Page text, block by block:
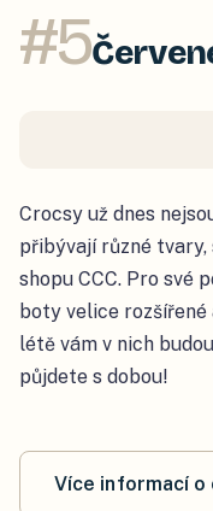
#5
Crocsy už dnes
přibývají různé
shopu CCC. Pro své
boty velice rozšířené
létě vám v nich
půjdete s dobou!
Více informací o